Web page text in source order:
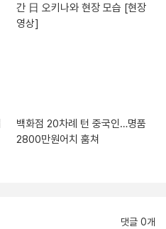
간 日 오키나와 현장 모습 [현장
영상]
백화점 20차례 턴 중국인…명품
2800만원어치 훔쳐
댓글 0개